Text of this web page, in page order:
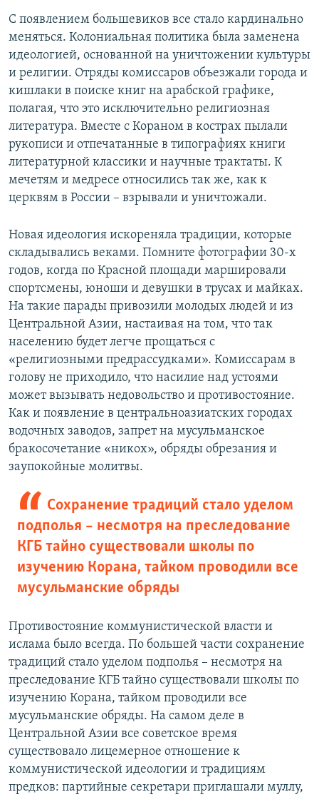
С появлением большевиков все стало кардинально
меняться. Колониальная политика была заменена
идеологией, основанной на уничтожении культуры
и религии. Отряды комиссаров объезжали города и
кишлаки в поиске книг на арабской графике,
полагая, что это исключительно религиозная
литература. Вместе с Кораном в кострах пылали
рукописи и отпечатанные в типографиях книги
литературной классики и научные трактаты. К
мечетям и медресе относились так же, как к
церквям в России – взрывали и уничтожали.
Новая идеология искореняла традиции, которые
складывались веками. Помните фотографии 30-х
годов, когда по Красной площади маршировали
спортсмены, юноши и девушки в трусах и майках.
На такие парады привозили молодых людей и из
Центральной Азии, настаивая на том, что так
населению будет легче прощаться с
«религиозными предрассудками». Комиссарам в
голову не приходило, что насилие над устоями
может вызывать недовольство и противостояние.
Как и появление в центральноазиатских городах
водочных заводов, запрет на мусульманское
бракосочетание «никох», обряды обрезания и
заупокойные молитвы.
Сохранение традиций стало уделом
подполья – несмотря на преследование
КГБ тайно существовали школы по
изучению Корана, тайком проводили все
мусульманские обряды
Противостояние коммунистической власти и
ислама было всегда. По большей части сохранение
традиций стало уделом подполья – несмотря на
преследование КГБ тайно существовали школы по
изучению Корана, тайком проводили все
мусульманские обряды. На самом деле в
Центральной Азии все советское время
существовало лицемерное отношение к
коммунистической идеологии и традициям
предков: партийные секретари приглашали муллу,